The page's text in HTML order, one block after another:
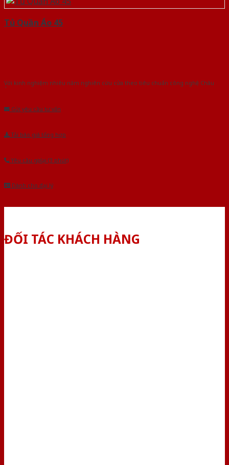
Tủ Quần Áo 45
Với kinh nghiệm nhiêu năm nghiên cứu cửa theo tiêu chuẩn công nghệ Châu
Gửi yêu cầu tư vấn
Tải báo giá tổng hợp
Yêu cầu gọi lại (3 phút)
Dành cho đại lý
ĐỐI TÁC KHÁCH HÀNG